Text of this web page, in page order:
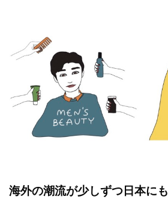
海外の潮流が少しずつ日本にも